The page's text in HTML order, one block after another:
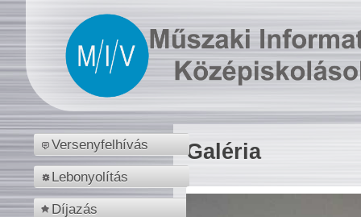
Versenyfelhívás
Lebonyolítás
Díjazás
Galéria